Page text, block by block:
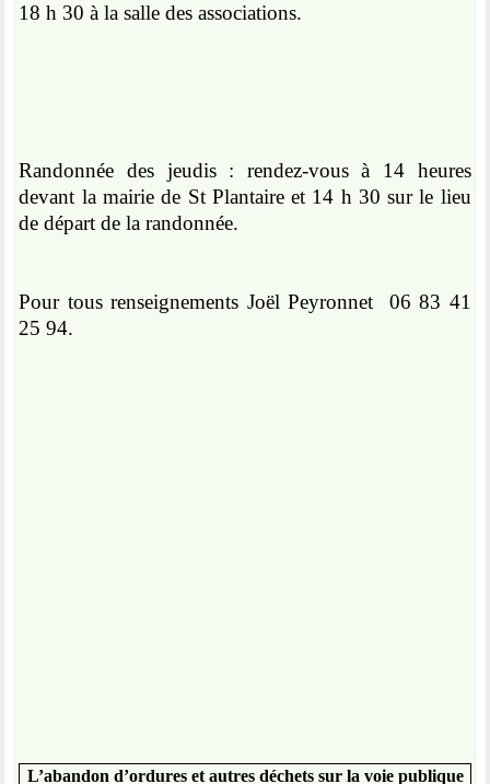
18 h 30 à la salle des associations.
Randonnée des jeudis : rendez-vous à 14 heures
devant la mairie de St Plantaire et 14 h 30 sur le lieu
de départ de la randonnée.
Pour tous renseignements Joël Peyronnet
06 83 41
25 94.
L’abandon d’ordures et autres déchets sur la voie publique